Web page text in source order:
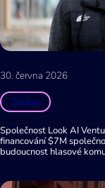
30. června 2026
Zprávy
Společnost Look AI
financování $7M
budoucnost hlasové